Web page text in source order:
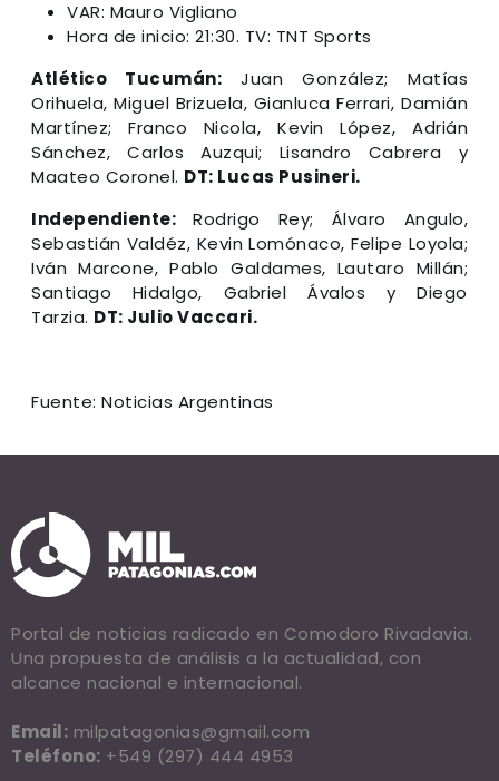
VAR: Mauro Vigliano
Hora de inicio: 21:30. TV: TNT Sports
Atlético Tucumán: Juan González; Matías
Orihuela, Miguel Brizuela, Gianluca Ferrari, Damián
Martínez; Franco Nicola, Kevin López, Adrián
Sánchez, Carlos Auzqui; Lisandro Cabrera y
Maateo Coronel. DT: Lucas Pusineri.
Independiente: Rodrigo Rey; Álvaro Angulo,
Sebastián Valdéz, Kevin Lomónaco, Felipe Loyola;
Iván Marcone, Pablo Galdames, Lautaro Millán;
Santiago Hidalgo, Gabriel Ávalos y Diego
Tarzia. DT: Julio Vaccari.
Fuente: Noticias Argentinas
Portal de noticias radicado en Comodoro Rivadavia.
Una propuesta de análisis a la actualidad, con
alcance nacional e internacional.
Email: milpatagonias@gmail.com
Teléfono: +549 (297) 444 4953